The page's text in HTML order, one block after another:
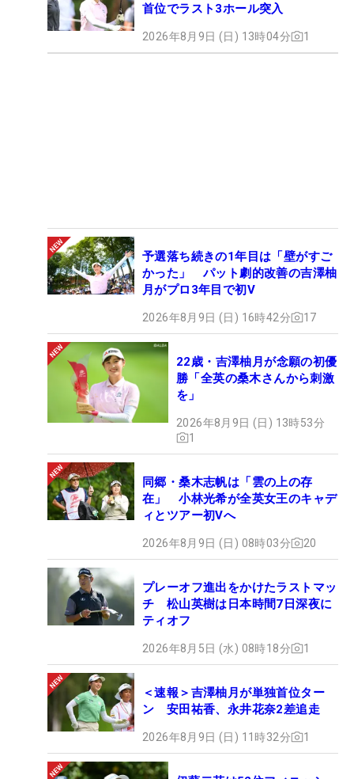
首位でラスト3ホール突入
2026年8月9日 (日) 13時04分 1
予選落ち続きの1年目は「壁がすご
かった」 パット劇的改善の吉澤柚
月がプロ3年目で初V
2026年8月9日 (日) 16時42分 17
22歳・吉澤柚月が念願の初優
勝「全英の桑木さんから刺激
を」
2026年8月9日 (日) 13時53分
1
同郷・桑木志帆は「雲の上の存
在」 小林光希が全英女王のキャデ
ィとツアー初Vへ
2026年8月9日 (日) 08時03分 20
プレーオフ進出をかけたラストマッ
チ 松山英樹は日本時間7日深夜に
ティオフ
2026年8月5日 (水) 08時18分 1
＜速報＞吉澤柚月が単独首位ター
ン 安田祐香、永井花奈2差追走
2026年8月9日 (日) 11時32分 1